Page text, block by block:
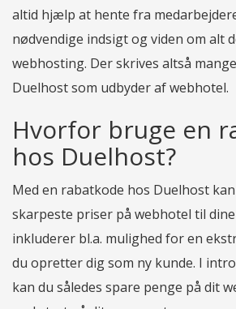
altid hjælp at hente fra
nødvendige indsigt og viden om alt
webhosting. Der skrives altså
Duelhost som udbyder af webhotel.
Hvorfor bruge en
hos Duelhost?
Med en rabatkode hos Duelhost
skarpeste priser på webhotel til
inkluderer bl.a. mulighed for en
du opretter dig som ny kunde. I
kan du således spare penge på dit